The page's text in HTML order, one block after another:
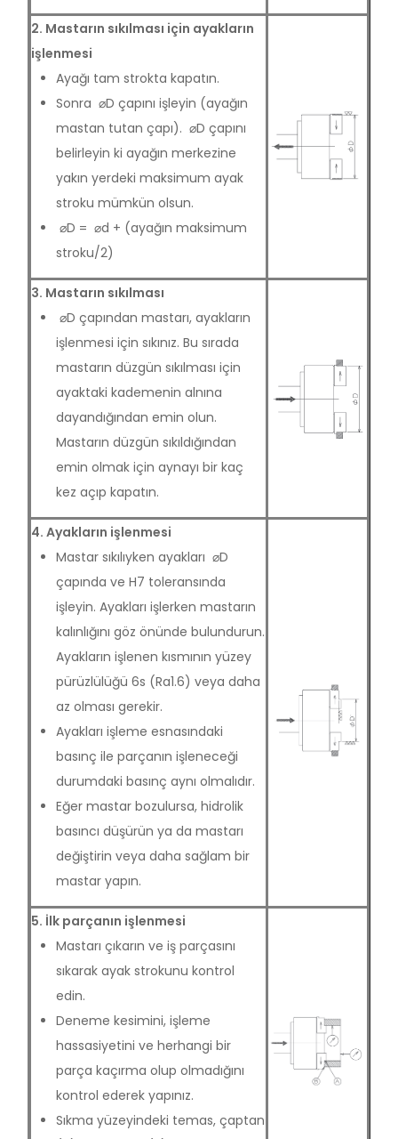
2. Mastarın sıkılması için ayakların
işlenmesi
Ayağı tam strokta kapatın.
Sonra ⌀D çapını işleyin (ayağın
mastan tutan çapı). ⌀D çapını
belirleyin ki ayağın merkezine
yakın yerdeki maksimum ayak
stroku mümkün olsun.
⌀D = ⌀d + (ayağın maksimum
stroku/2)
3. Mastarın sıkılması
⌀D çapından mastarı, ayakların
işlenmesi için sıkınız. Bu sırada
mastarın düzgün sıkılması için
ayaktaki kademenin alnına
dayandığından emin olun.
Mastarın düzgün sıkıldığından
emin olmak için aynayı bir kaç
kez açıp kapatın.
4. Ayakların işlenmesi
Mastar sıkılıyken ayakları ⌀D
çapında ve H7 toleransında
işleyin. Ayakları işlerken mastarın
kalınlığını göz önünde bulundurun.
Ayakların işlenen kısmının yüzey
pürüzlülüğü 6s (Ra1.6) veya daha
az olması gerekir.
Ayakları işleme esnasındaki
basınç ile parçanın işleneceği
durumdaki basınç aynı olmalıdır.
Eğer mastar bozulursa, hidrolik
basıncı düşürün ya da mastarı
değiştirin veya daha sağlam bir
mastar yapın.
5. İlk parçanın işlenmesi
Mastarı çıkarın ve iş parçasını
sıkarak ayak strokunu kontrol
edin.
Deneme kesimini, işleme
hassasiyetini ve herhangi bir
parça kaçırma olup olmadığını
kontrol ederek yapınız.
Sıkma yüzeyindeki temas, çaptan